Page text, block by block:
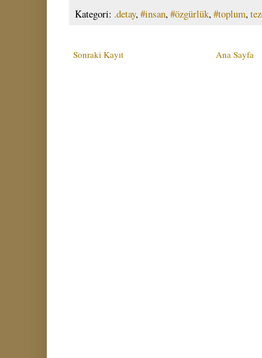
Kategori: .detay,#insan,#özgürlük,#toplum,
Sonraki Kayıt Ana Sayfa